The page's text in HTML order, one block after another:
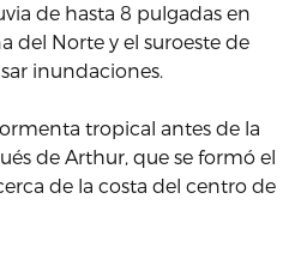
de hasta 8 pulgadas en
del Norte y el suroeste de
inundaciones.
tropical antes de la
de Arthur, que se formó el
de la costa del centro de